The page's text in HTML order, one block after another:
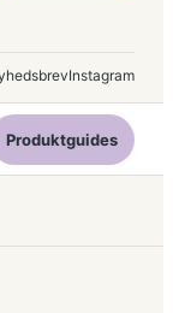
Instagram
Produktguides